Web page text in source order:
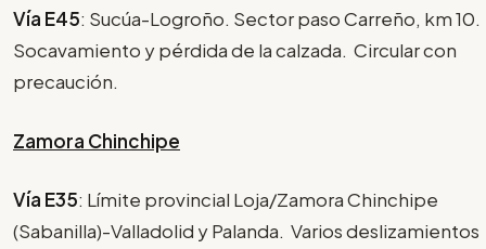
Vía E45: Sucúa-Logroño. Sector paso Carreño, km 10.
Socavamiento y pérdida de la calzada. Circular con
precaución.
Zamora Chinchipe
Vía E35: Límite provincial Loja/Zamora Chinchipe
(Sabanilla)-Valladolid y Palanda. Varios deslizamientos